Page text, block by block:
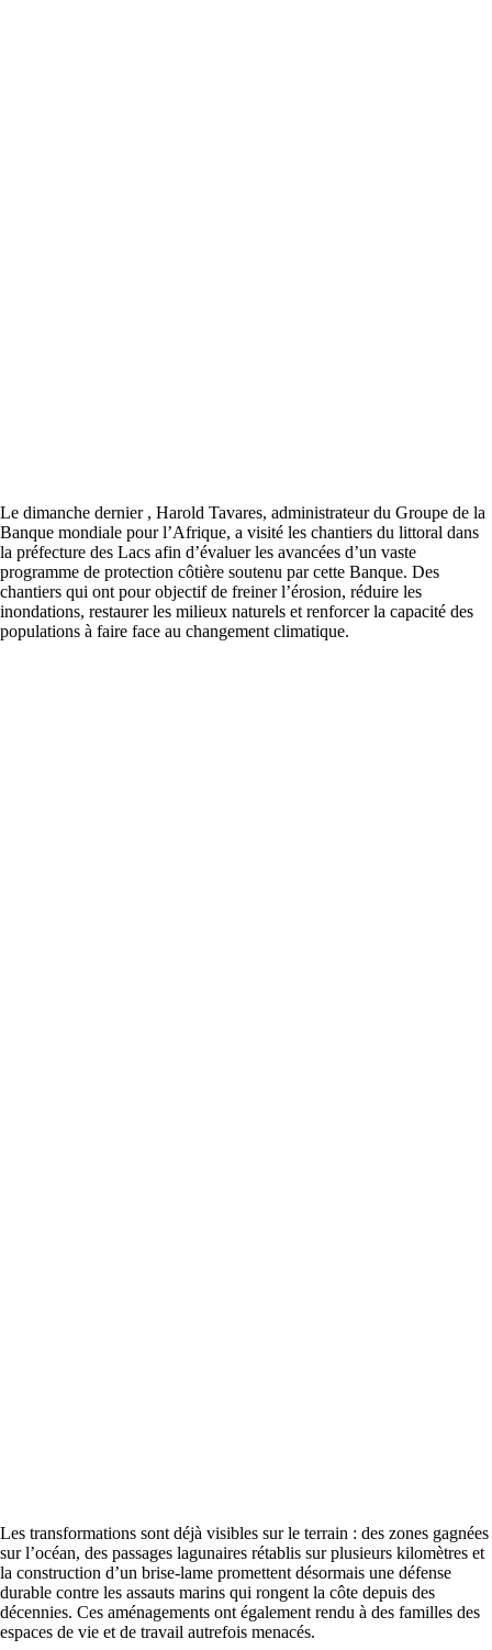
Le dimanche dernier , Harold Tavares, administrateur du Groupe de la
Banque mondiale pour l’Afrique, a visité les chantiers du littoral dans
la préfecture des Lacs afin d’évaluer les avancées d’un vaste
programme de protection côtière soutenu par cette Banque. Des
chantiers qui ont pour objectif de freiner l’érosion, réduire les
inondations, restaurer les milieux naturels et renforcer la capacité des
populations à faire face au changement climatique.
Les transformations sont déjà visibles sur le terrain : des zones gagnées
sur l’océan, des passages lagunaires rétablis sur plusieurs kilomètres et
la construction d’un brise-lame promettent désormais une défense
durable contre les assauts marins qui rongent la côte depuis des
décennies. Ces aménagements ont également rendu à des familles des
espaces de vie et de travail autrefois menacés.